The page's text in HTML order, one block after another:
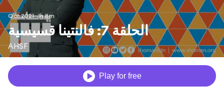
Oct 2021 1h 8m
الحلقة 7: فالنتينا قسيسية
AHSF
Play for free